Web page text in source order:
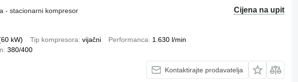
Cijena na upit
- stacionarni kompresor
kW) Tip kompresora vijačni Performanca
1.630 l/min
380/400
Kontaktirajte prodavatelja